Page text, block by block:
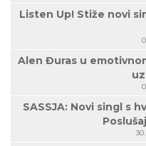
Listen Up! Stiže novi
Alen Đuras u
SASSJA: Novi singl s